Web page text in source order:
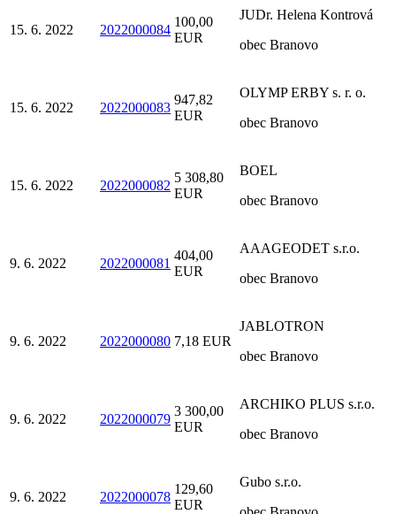
15. 6. 2022 2022000084
100,00
EUR
JUDr. Helena Kontrová
obec Branovo
15. 6. 2022 2022000083
947,82
EUR
OLYMP ERBY s. r. o.
obec Branovo
15. 6. 2022 2022000082
5 308,80
EUR
BOEL
obec Branovo
9. 6. 2022 2022000081
404,00
EUR
AAAGEODET s.r.o.
obec Branovo
9. 6. 2022 2022000080 7,18 EUR
JABLOTRON
obec Branovo
9. 6. 2022 2022000079
3 300,00
EUR
ARCHIKO PLUS s.r.o.
obec Branovo
9. 6. 2022 2022000078
129,60
EUR
Gubo s.r.o.